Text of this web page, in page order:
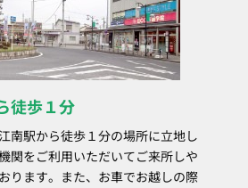
徒歩１分
南駅から徒歩１分の場所に立地し
関をご利用いただいてご来所しや
ります。また、お車でお越しの際